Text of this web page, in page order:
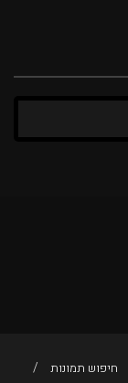
חיפוש תמונות